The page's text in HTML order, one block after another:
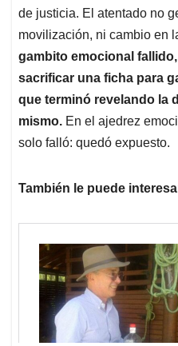
de justicia. El atentado no
movilización, ni cambio en
gambito emocional
sacrificar una ficha para
que terminó revelando la
mismo. En el ajedrez
solo falló: quedó expuesto.
También le puede